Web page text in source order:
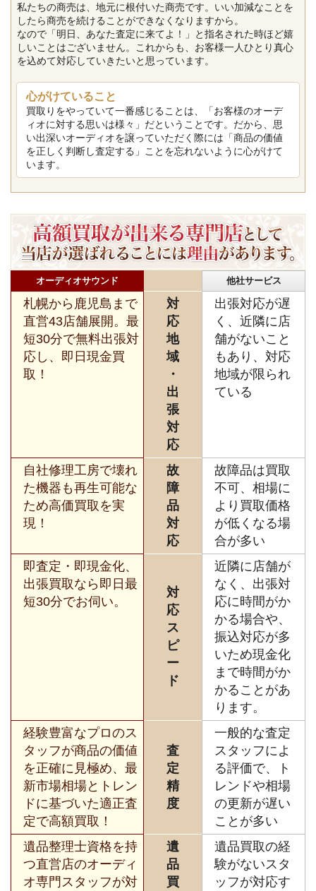
私たちの商売は、地元に根付いた商売です。いい加減なことを
したら商売を続けることができなくなりますから。
なので「明日、あなた査定に来てよ！」と指名された時ほど嬉
しいことはございません。これからも、お客様一人ひとり真心
を込めて対応していきたいと思っています。
心がけていること
買取りをやっていて一番感じることは、「お客様のオーデ
ィオに対する思いは様々」だということです。だから、思
い出深いオーディオを譲っていただく際には「商品の価値
を正しく判断し査定する」ことを忘れないように心がけて
います。
オーディオサウンド 他社サービス
札幌から鹿児島まで
直営43店舗展開。最
短30分で無料出張対
応し、即日現金買
取！
対
応
地
域
・
出
張
対
応
出張対応が遅
く、近隣に店
舗がないこと
もあり、対応
地域が限られ
ている
自社修理工房で壊れ
た機器も再生可能な
ため高価買取を実
現！
故
障
品
対
応
故障品は買取
不可、相場に
より買取価格
が低くなる場
合が多い
即査定・即現金化、
出張買取なら即日最
短30分でお伺い。
対
応
ス
ピ
ー
ド
近隣に店舗が
なく、出張対
応に時間がか
かる場合や、
振込対応が多
いため現金化
まで時間がか
かることがあ
ります。
経験豊富なプロのス
タッフが商品の価値
を正確に見極め、最
新市場相場とトレン
ドに基づいた適正査
定で高額買取！
査
定
精
度
一般的な査定
スタッフによ
る評価で、ト
レンドや相場
の更新が遅い
ことが多い
遺品整理士資格を持
つ直営店のオーディ
オ専門スタッフが対
遺
品
買
遺品買取の経
験がないスタ
ッフが対応す